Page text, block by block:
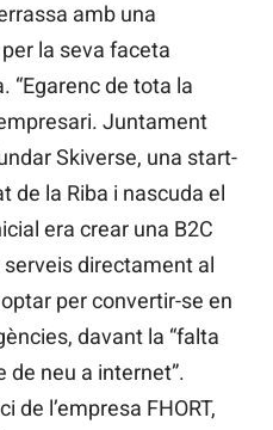
amb una
la seva faceta
“Egarenc de tota la
Juntament
Skiverse, una start-
de la Riba i nascuda el
era crear una B2C
directament al
per convertir-se en
davant la “falta
neu a internet”.
de l’empresa FHORT,